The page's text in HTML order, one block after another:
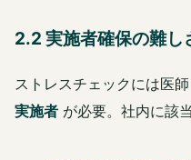
2.2 実施者確保の難し
ストレスチェックには医
実施者 が必要。社内に該